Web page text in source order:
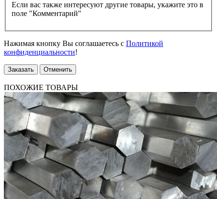
Если вас также интересуют другие товары, укажите это в
поле "Комментарий"
Нажимая кнопку Вы соглашаетесь с Политикой
конфиденциальности!
Заказать Отменить
ПОХОЖИЕ ТОВАРЫ